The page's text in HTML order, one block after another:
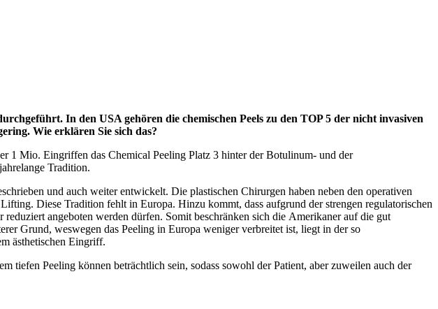
In den USA gehören die chemischen Peels zu den TOP 5 der nicht invasiven
Wie erklären Sie sich das?
1 Mio. Eingriffen das Chemical Peeling Platz 3 hinter der Botulinum- und der
Tradition.
und auch weiter entwickelt. Die plastischen Chirurgen haben neben den operativen
Diese Tradition fehlt in Europa. Hinzu kommt, dass aufgrund der strengen regulatorischen
angeboten werden dürfen. Somit beschränken sich die Amerikaner auf die gut
Grund, weswegen das Peeling in Europa weniger verbreitet ist, liegt in der so
ästhetischen Eingriff.
Peeling können beträchtlich sein, sodass sowohl der Patient, aber zuweilen auch der